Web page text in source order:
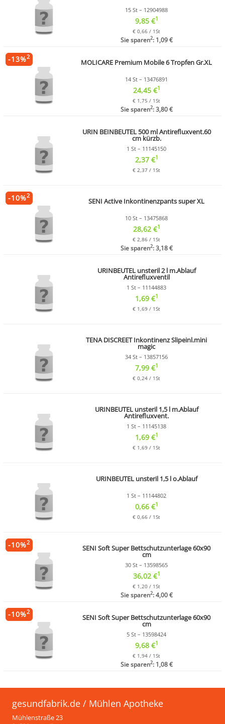
15 St – 12904988
9,85 €1
€ 0,66 / 1St
Sie sparen2: 1,09 €
MOLICARE Premium Mobile 6 Tropfen Gr.XL
14 St – 13476891
24,45 €1
€ 1,75 / 1St
Sie sparen2: 3,80 €
-13%2
URIN BEINBEUTEL 500 ml Antirefluxvent.60
cm kürzb.
1 St – 11145150
2,37 €1
€ 2,37 / 1St
SENI Active Inkontinenzpants super XL
10 St – 13475868
28,62 €1
€ 2,86 / 1St
Sie sparen2: 3,18 €
-10%2
URINBEUTEL unsteril 2 l m.Ablauf
Antirefluxventil
1 St – 11144883
1,69 €1
€ 1,69 / 1St
TENA DISCREET Inkontinenz Slipeinl.mini
magic
34 St – 13857156
7,99 €1
€ 0,24 / 1St
URINBEUTEL unsteril 1,5 l m.Ablauf
Antirefluxvent.
1 St – 11145138
1,69 €1
€ 1,69 / 1St
URINBEUTEL unsteril 1,5 l o.Ablauf
1 St – 11144802
0,66 €1
€ 0,66 / 1St
SENI Soft Super Bettschutzunterlage 60x90
cm
30 St – 13598565
36,02 €1
€ 1,20 / 1St
Sie sparen2: 4,00 €
-10%2
SENI Soft Super Bettschutzunterlage 60x90
cm
5 St – 13598424
9,68 €1
€ 1,94 / 1St
Sie sparen2: 1,08 €
-10%2
gesundfabrik.de / Mühlen Apotheke
Mühlenstraße 23